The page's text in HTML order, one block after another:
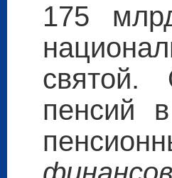
175
святой.
пенсий